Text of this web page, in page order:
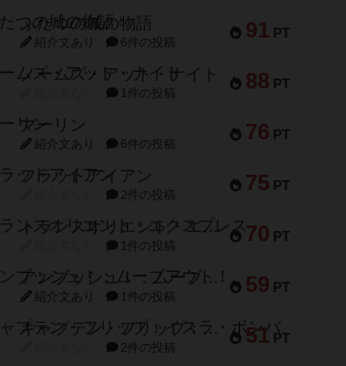
91 PT
ふたつの城の物語
紹介文あり 6件の投稿
88 PT
ノームズ・アット・ナイト
1件の投稿
76 PT
マーリン
紹介文あり 6件の投稿
75 PT
フラットアイアン
2件の投稿
70 PT
トランスオリエント・エクスプレス
1件の投稿
59 PT
アンブッシュ！：ムーブアウト！
紹介文あり 1件の投稿
51 PT
キャプテン・フリップ：イスラ・ボンバ
2件の投稿